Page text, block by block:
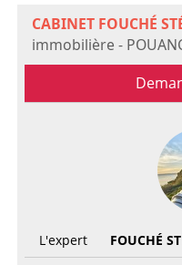
CABINET FOUCHÉ
immobilière -
L'expert
FOUCHÉ